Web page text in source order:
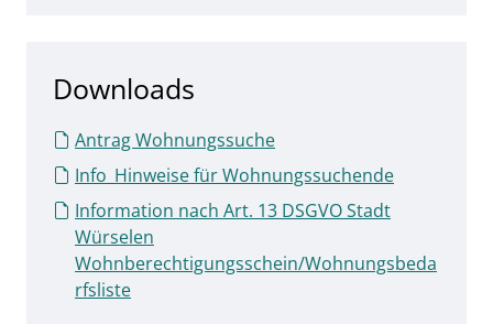
Downloads
Antrag Wohnungssuche
Info_Hinweise für Wohnungssuchende
Information nach Art. 13 DSGVO Stadt
Würselen
Wohnberechtigungsschein/Wohnungsbeda
rfsliste